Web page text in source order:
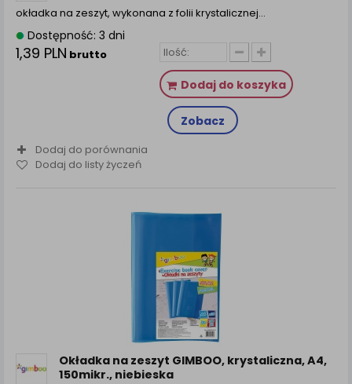
okładka na zeszyt, wykonana z folii krystalicznej…
Dostępność: 3 dni
1,39 PLN brutto
Dodaj do koszyka
Zobacz
Dodaj do porównania
Dodaj do listy życzeń
Okładka na zeszyt GIMBOO, krystaliczna, A4,
150mikr., niebieska